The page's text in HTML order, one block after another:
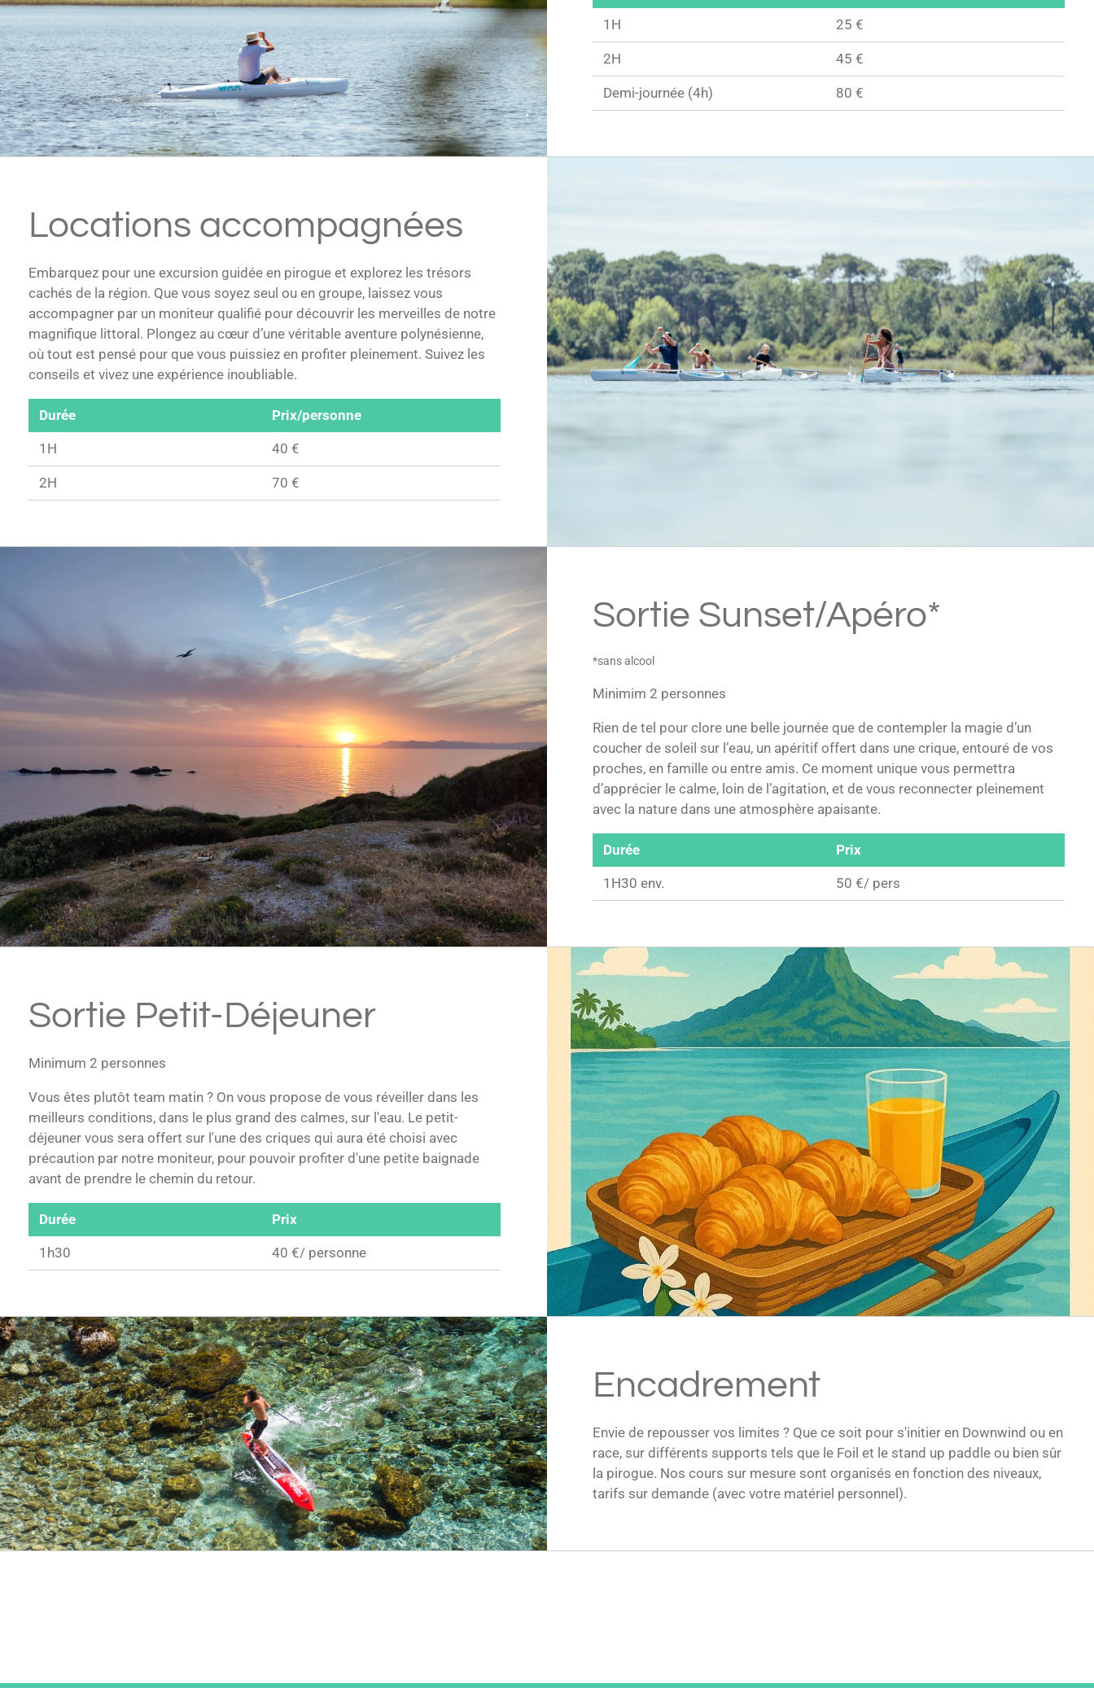
1H 25 €
2H 45 €
Demi-journée (4h) 80 €
Locations accompagnées
Embarquez pour une excursion guidée en pirogue et explorez les trésors
cachés de la région. Que vous soyez seul ou en groupe, laissez vous
accompagner par un moniteur qualifié pour découvrir les merveilles de notre
magnifique littoral. Plongez au cœur d’une véritable aventure polynésienne,
où tout est pensé pour que vous puissiez en profiter pleinement. Suivez les
conseils et vivez une expérience inoubliable.
Durée Prix/personne
1H 40 €
2H 70 €
Sortie Sunset/Apéro*
*sans alcool
Minimim 2 personnes
Rien de tel pour clore une belle journée que de contempler la magie d’un
coucher de soleil sur l’eau, un apéritif offert dans une crique, entouré de vos
proches, en famille ou entre amis. Ce moment unique vous permettra
d’apprécier le calme, loin de l’agitation, et de vous reconnecter pleinement
avec la nature dans une atmosphère apaisante.
Durée Prix
1H30 env. 50 €/ pers
Sortie Petit-Déjeuner
Minimum 2 personnes
Vous êtes plutôt team matin ? On vous propose de vous réveiller dans les
meilleurs conditions, dans le plus grand des calmes, sur l'eau. Le petit-
déjeuner vous sera offert sur l'une des criques qui aura été choisi avec
précaution par notre moniteur, pour pouvoir profiter d'une petite baignade
avant de prendre le chemin du retour.
Durée Prix
1h30 40 €/ personne
Encadrement
Envie de repousser vos limites ? Que ce soit pour s'initier en Downwind ou en
race, sur différents supports tels que le Foil et le stand up paddle ou bien sûr
la pirogue. Nos cours sur mesure sont organisés en fonction des niveaux,
tarifs sur demande (avec votre matériel personnel).